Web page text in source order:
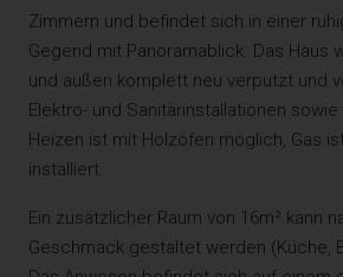
Zimmern und befindet sich in einer
Gegend mit Panoramablick. Das Haus
und außen komplett neu verputzt und
Elektro- und Sanitärinstallationen sowie
Heizen ist mit Holzöfen möglich, Gas
installiert.
Ein zusätzlicher Raum von 16m² kann
Geschmack gestaltet werden (Küche,